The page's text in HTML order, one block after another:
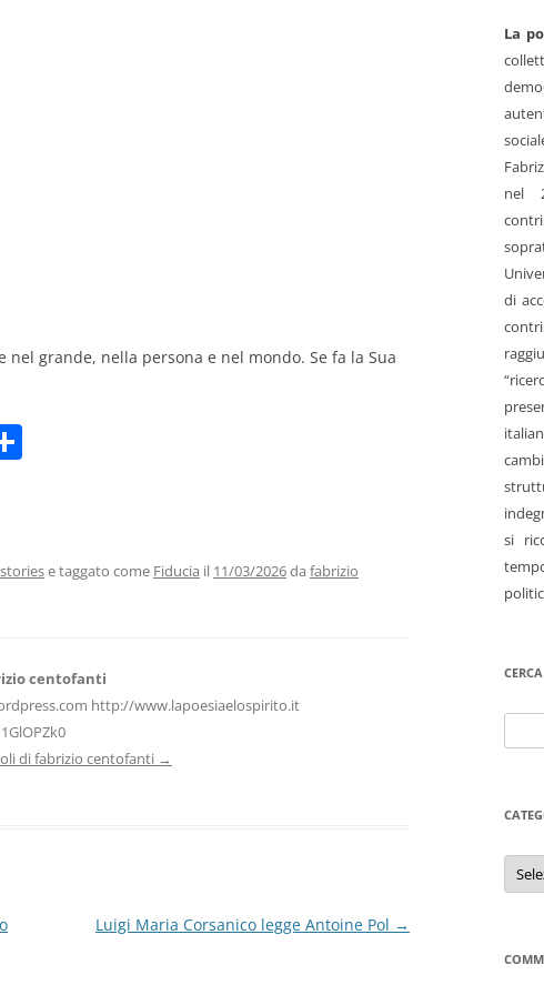
RICCARDO FERRAZZI
nel grande, nella persona e nel mondo. Se fa la Sua
vie taggato come Fiducia il 11/03/2026da fabrizio
centofanti
http://www.lapoesiaelospirito.it
di fabrizio centofanti →
Luigi Maria Corsanico legge Antoine Pol →
La
nel
di
si
CERCA
per: